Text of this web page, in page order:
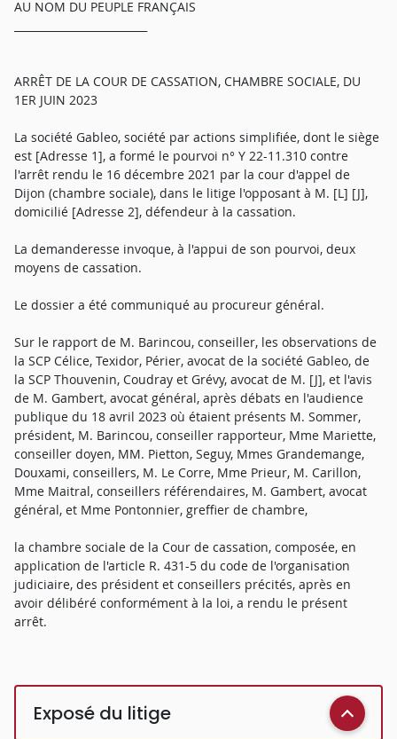
AU NOM DU PEUPLE FRANÇAIS
ARRÊT DE LA COUR DE CASSATION, CHAMBRE SOCIALE, DU
1ER JUIN 2023
La société Gableo, société par actions simplifiée, dont le siège
est [Adresse 1], a formé le pourvoi n° Y 22-11.310 contre
l'arrêt rendu le 16 décembre 2021 par la cour d'appel de
Dijon (chambre sociale), dans le litige l'opposant à M. [L] [J],
domicilié [Adresse 2], défendeur à la cassation.
La demanderesse invoque, à l'appui de son pourvoi, deux
moyens de cassation.
Le dossier a été communiqué au procureur général.
Sur le rapport de M. Barincou, conseiller, les observations de
la SCP Célice, Texidor, Périer, avocat de la société Gableo, de
la SCP Thouvenin, Coudray et Grévy, avocat de M. [J], et l'avis
de M. Gambert, avocat général, après débats en l'audience
publique du 18 avril 2023 où étaient présents M. Sommer,
président, M. Barincou, conseiller rapporteur, Mme Mariette,
conseiller doyen, MM. Pietton, Seguy, Mmes Grandemange,
Douxami, conseillers, M. Le Corre, Mme Prieur, M. Carillon,
Mme Maitral, conseillers référendaires, M. Gambert, avocat
général, et Mme Pontonnier, greffier de chambre,
la chambre sociale de la Cour de cassation, composée, en
application de l'article R. 431-5 du code de l'organisation
judiciaire, des président et conseillers précités, après en
avoir délibéré conformément à la loi, a rendu le présent
arrêt.
Exposé du litige